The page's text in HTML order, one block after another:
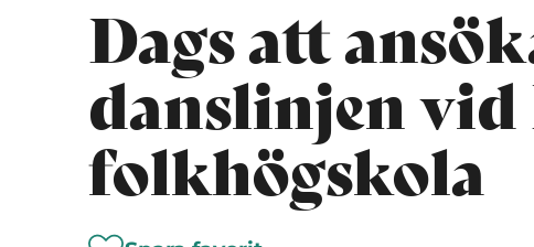
Dags att
danslinjen vid
folkhögskola